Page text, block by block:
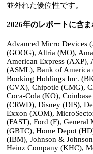
並外れた優位性です。
2026年のレポートに含
Advanced Micro Devices
(GOOG), Altria (MO),
American Express
(ASML), Bank of
Booking Holdings Inc.
(CVX), Chipotle (CMG),
Coca-Cola (KO),
(CRWD), Disney (DIS),
Exxon (XOM),
(FAST), Ford (F), General
(GBTC), Home Depot
(IBM), Johnson &
Heinz Company (KHC),